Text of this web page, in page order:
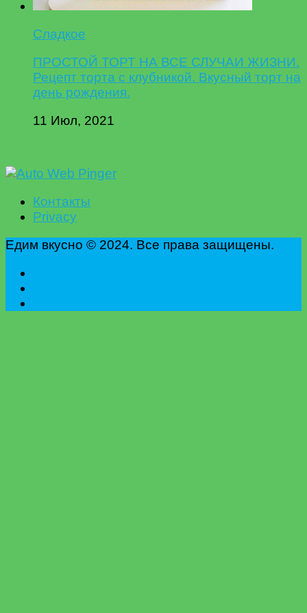
Сладкое
ПРОСТОЙ ТОРТ НА ВСЕ СЛУЧАИ ЖИЗНИ.
Рецепт торта с клубникой. Вкусный торт на
день рождения.
11 Июл, 2021
Контакты
Privacy
Едим вкусно © 2024. Все права защищены.